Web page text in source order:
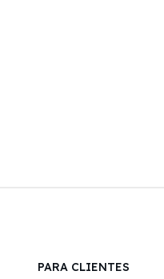
PARA CLIENTES